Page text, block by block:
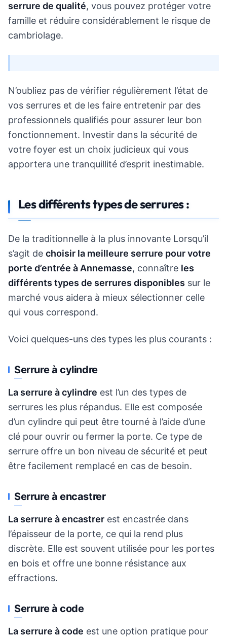
serrure de qualité, vous pouvez protéger votre
famille et réduire considérablement le risque de
cambriolage.
N’oubliez pas de vérifier régulièrement l’état de
vos serrures et de les faire entretenir par des
professionnels qualifiés pour assurer leur bon
fonctionnement. Investir dans la sécurité de
votre foyer est un choix judicieux qui vous
apportera une tranquillité d’esprit inestimable.
Les différents types de serrures :
De la traditionnelle à la plus innovante Lorsqu’il
s’agit de choisir la meilleure serrure pour votre
porte d’entrée à Annemasse, connaître les
différents types de serrures disponibles sur le
marché vous aidera à mieux sélectionner celle
qui vous correspond.
Voici quelques-uns des types les plus courants :
Serrure à cylindre
La serrure à cylindre est l’un des types de
serrures les plus répandus. Elle est composée
d’un cylindre qui peut être tourné à l’aide d’une
clé pour ouvrir ou fermer la porte. Ce type de
serrure offre un bon niveau de sécurité et peut
être facilement remplacé en cas de besoin.
Serrure à encastrer
La serrure à encastrer est encastrée dans
l’épaisseur de la porte, ce qui la rend plus
discrète. Elle est souvent utilisée pour les portes
en bois et offre une bonne résistance aux
effractions.
Serrure à code
La serrure à code est une option pratique pour